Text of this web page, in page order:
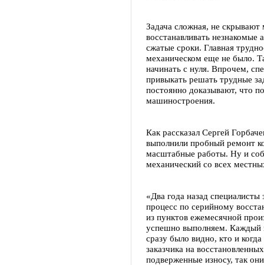
Задача сложная, не
восстанавливать незнакомые
сжатые сроки. Главная
механическом еще не было.
начинать с нуля. Впрочем,
привыкать решать трудные
постоянно доказывают, что
машиностроения.
Как рассказал Сергей
выполнили пробный ремонт
масштабные работы. Ну и
механический со всех
«Два года назад специалисты
процесс по серийному
из пунктов ежемесячной
успешно выполняем. Каждый
сразу было видно, кто и
заказчика на
подверженные износу, так